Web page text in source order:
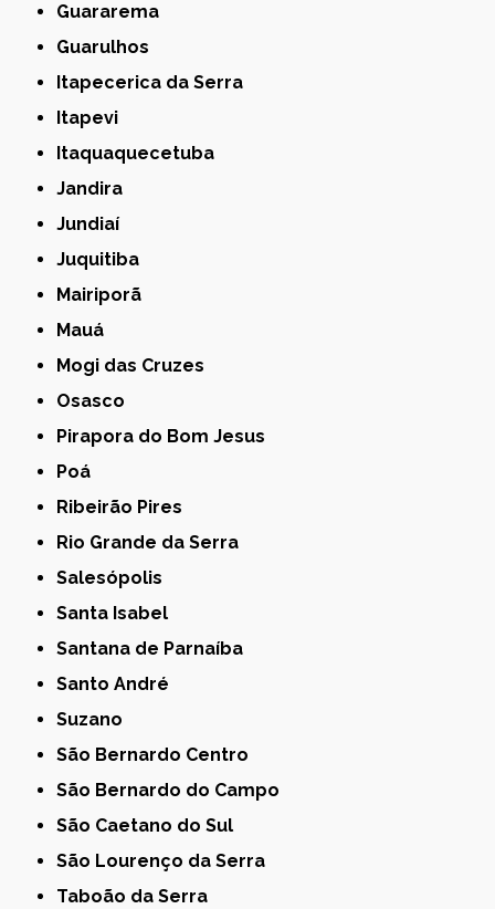
Guararema
Guarulhos
Itapecerica da Serra
Itapevi
Itaquaquecetuba
Jandira
Jundiaí
Juquitiba
Mairiporã
Mauá
Mogi das Cruzes
Osasco
Pirapora do Bom Jesus
Poá
Ribeirão Pires
Rio Grande da Serra
Salesópolis
Santa Isabel
Santana de Parnaíba
Santo André
Suzano
São Bernardo Centro
São Bernardo do Campo
São Caetano do Sul
São Lourenço da Serra
Taboão da Serra